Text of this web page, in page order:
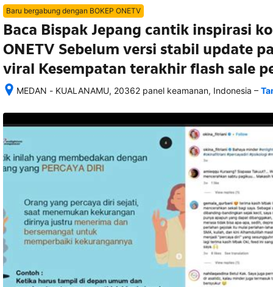
Baru bergabung dengan BOKEP ONETV
Baca Bispak Jepang cantik inspirasi
ONETV Sebelum versi stabil update
viral Kesempatan terakhir flash sale
MEDAN - KUALANAMU, 20362 panel keamanan, Indonesia
memesan,
semua
rincian
termasuk
nomor
dan
alamat
akan
disertakan
dalam
pemesanan
dan
–